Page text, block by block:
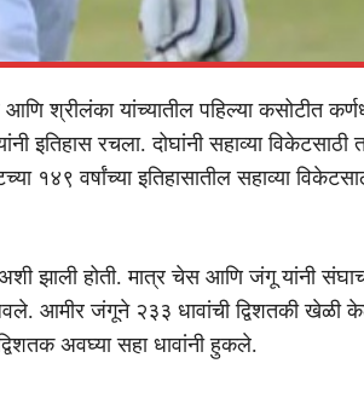
श्रीलंका यांच्यातील पहिल्या कसोटीत
रचला. दोघांनी सहाव्या विकेटसाठी
१४९ वर्षांच्या इतिहासातील सहाव्या
झाली होती. मात्र चेस आणि जंगू यांनी
आमीर जंगूने २३३ धावांची द्विशतकी खेळी
अवघ्या सहा धावांनी हुकले.